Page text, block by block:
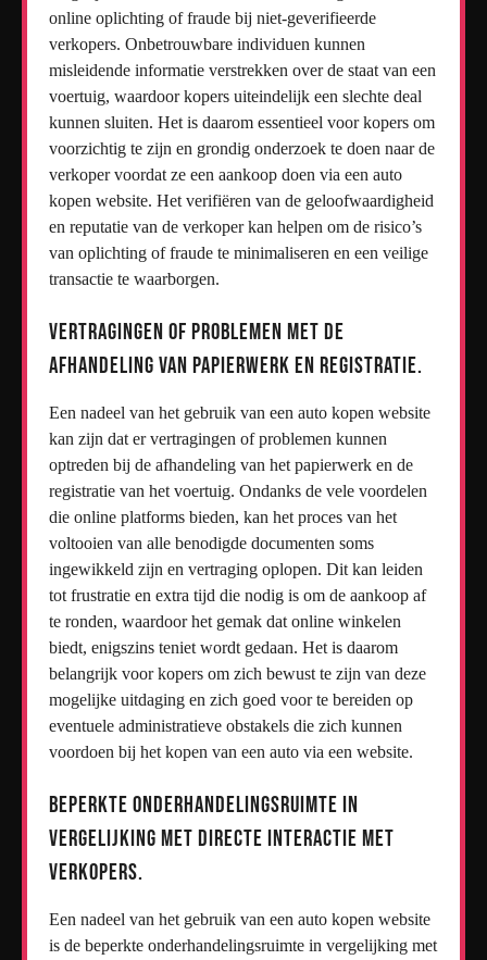
online oplichting of fraude bij niet-geverifieerde
verkopers. Onbetrouwbare individuen kunnen
misleidende informatie verstrekken over de staat van een
voertuig, waardoor kopers uiteindelijk een slechte deal
kunnen sluiten. Het is daarom essentieel voor kopers om
voorzichtig te zijn en grondig onderzoek te doen naar de
verkoper voordat ze een aankoop doen via een auto
kopen website. Het verifiëren van de geloofwaardigheid
en reputatie van de verkoper kan helpen om de risico’s
van oplichting of fraude te minimaliseren en een veilige
transactie te waarborgen.
Vertragingen of problemen met de
afhandeling van papierwerk en registratie.
Een nadeel van het gebruik van een auto kopen website
kan zijn dat er vertragingen of problemen kunnen
optreden bij de afhandeling van het papierwerk en de
registratie van het voertuig. Ondanks de vele voordelen
die online platforms bieden, kan het proces van het
voltooien van alle benodigde documenten soms
ingewikkeld zijn en vertraging oplopen. Dit kan leiden
tot frustratie en extra tijd die nodig is om de aankoop af
te ronden, waardoor het gemak dat online winkelen
biedt, enigszins teniet wordt gedaan. Het is daarom
belangrijk voor kopers om zich bewust te zijn van deze
mogelijke uitdaging en zich goed voor te bereiden op
eventuele administratieve obstakels die zich kunnen
voordoen bij het kopen van een auto via een website.
Beperkte onderhandelingsruimte in
vergelijking met directe interactie met
verkopers.
Een nadeel van het gebruik van een auto kopen website
is de beperkte onderhandelingsruimte in vergelijking met